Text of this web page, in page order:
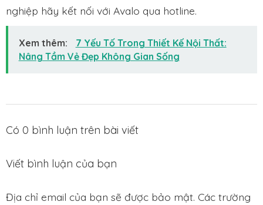
nghiệp hãy kết nối với Avalo qua hotline.
Xem thêm:
7 Yếu Tố Trong Thiết Kế Nội Thất:
Nâng Tầm Vẻ Đẹp Không Gian Sống
Có 0 bình luận trên bài viết
Viết bình luận của bạn
Địa chỉ email của bạn sẽ được bảo mật. Các trường